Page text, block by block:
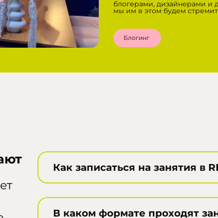
блогерами, дизайнерами и
мы им в этом будем
Блогинг
Как записаться на занятия в
В каком формате проходят